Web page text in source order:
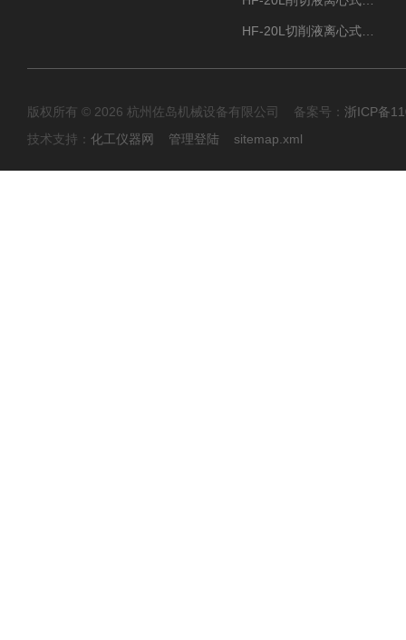
版权所有 © 2026 杭州佐岛机械设备有限公司 备案号： 浙ICP备
技术支持： 化工仪器网 管理登陆 sitemap.xml